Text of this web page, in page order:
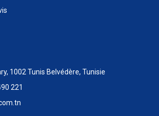
1002 Tunis Belvédère, Tunisie
221